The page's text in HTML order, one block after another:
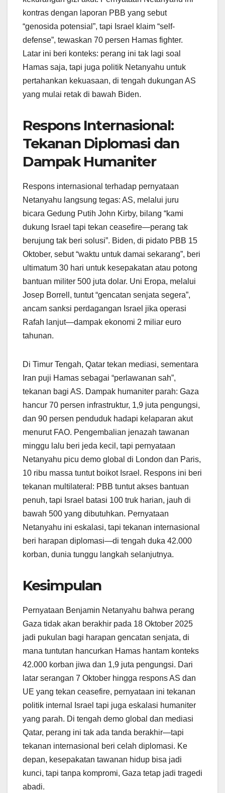
kontras dengan laporan PBB yang sebut
“genosida potensial”, tapi Israel klaim “self-
defense”, tewaskan 70 persen Hamas fighter.
Latar ini beri konteks: perang ini tak lagi soal
Hamas saja, tapi juga politik Netanyahu untuk
pertahankan kekuasaan, di tengah dukungan AS
yang mulai retak di bawah Biden.
Respons Internasional:
Tekanan Diplomasi dan
Dampak Humaniter
Respons internasional terhadap pernyataan
Netanyahu langsung tegas: AS, melalui juru
bicara Gedung Putih John Kirby, bilang “kami
dukung Israel tapi tekan ceasefire—perang tak
berujung tak beri solusi”. Biden, di pidato PBB 15
Oktober, sebut “waktu untuk damai sekarang”, beri
ultimatum 30 hari untuk kesepakatan atau potong
bantuan militer 500 juta dolar. Uni Eropa, melalui
Josep Borrell, tuntut “gencatan senjata segera”,
ancam sanksi perdagangan Israel jika operasi
Rafah lanjut—dampak ekonomi 2 miliar euro
tahunan.
Di Timur Tengah, Qatar tekan mediasi, sementara
Iran puji Hamas sebagai “perlawanan sah”,
tekanan bagi AS. Dampak humaniter parah: Gaza
hancur 70 persen infrastruktur, 1,9 juta pengungsi,
dan 90 persen penduduk hadapi kelaparan akut
menurut FAO. Pengembalian jenazah tawanan
minggu lalu beri jeda kecil, tapi pernyataan
Netanyahu picu demo global di London dan Paris,
10 ribu massa tuntut boikot Israel. Respons ini beri
tekanan multilateral: PBB tuntut akses bantuan
penuh, tapi Israel batasi 100 truk harian, jauh di
bawah 500 yang dibutuhkan. Pernyataan
Netanyahu ini eskalasi, tapi tekanan internasional
beri harapan diplomasi—di tengah duka 42.000
korban, dunia tunggu langkah selanjutnya.
Kesimpulan
Pernyataan Benjamin Netanyahu bahwa perang
Gaza tidak akan berakhir pada 18 Oktober 2025
jadi pukulan bagi harapan gencatan senjata, di
mana tuntutan hancurkan Hamas hantam konteks
42.000 korban jiwa dan 1,9 juta pengungsi. Dari
latar serangan 7 Oktober hingga respons AS dan
UE yang tekan ceasefire, pernyataan ini tekanan
politik internal Israel tapi juga eskalasi humaniter
yang parah. Di tengah demo global dan mediasi
Qatar, perang ini tak ada tanda berakhir—tapi
tekanan internasional beri celah diplomasi. Ke
depan, kesepakatan tawanan hidup bisa jadi
kunci, tapi tanpa kompromi, Gaza tetap jadi tragedi
abadi.